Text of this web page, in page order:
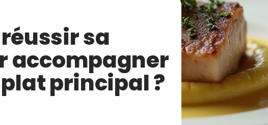
sa
accompagner
principal ?